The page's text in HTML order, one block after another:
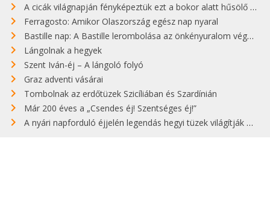
A cicák világnapján fényképeztük ezt a bokor alatt hűsölő cicát Kisorosziban
Ferragosto: Amikor Olaszország egész nap nyaral
Bastille nap: A Bastille lerombolása az önkényuralom végét jelentette
Lángolnak a hegyek
Szent Iván-éj – A lángoló folyó
Graz adventi vásárai
Tombolnak az erdőtüzek Szicíliában és Szardínián
Már 200 éves a „Csendes éj! Szentséges éj!”
A nyári napforduló éjjelén legendás hegyi tüzek világítják meg Zugspitzét